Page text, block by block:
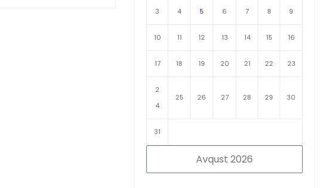
Avqust 2026
3 4 5 6 7 8 9
10 11 12 13 14 15 16
17 18 19 20 21 22 23
2
4
25 26 27 28 29 30
31